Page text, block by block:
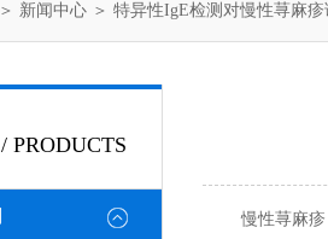
＞ 新闻中心 ＞ 特异性IgE检测对慢性荨麻
/ PRODUCTS
慢性荨麻疹，